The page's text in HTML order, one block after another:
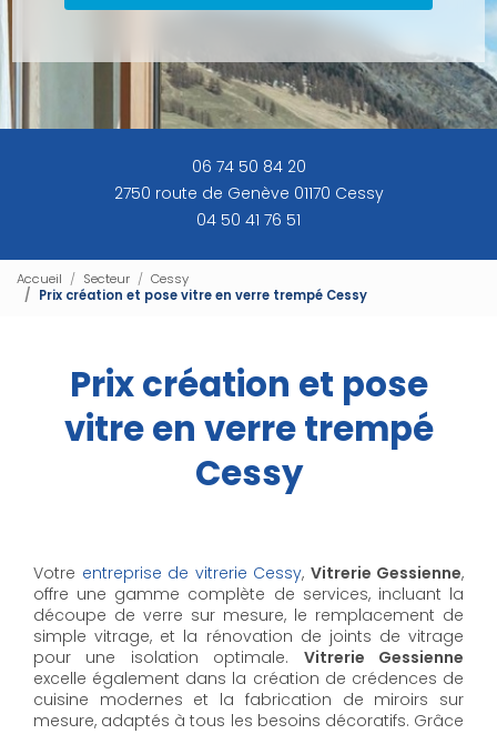
06 74 50 84 20
2750 route de Genève 01170 Cessy
04 50 41 76 51
Accueil Secteur
Cessy
Prix création et pose vitre en verre trempé Cessy
Prix création et pose
vitre en verre trempé
Cessy
Votre entreprise de vitrerie Cessy, Vitrerie Gessienne,
offre une gamme complète de services, incluant la
découpe de verre sur mesure, le remplacement de
simple vitrage, et la rénovation de joints de vitrage
pour une isolation optimale. Vitrerie Gessienne
excelle également dans la création de crédences de
cuisine modernes et la fabrication de miroirs sur
mesure, adaptés à tous les besoins décoratifs. Grâce